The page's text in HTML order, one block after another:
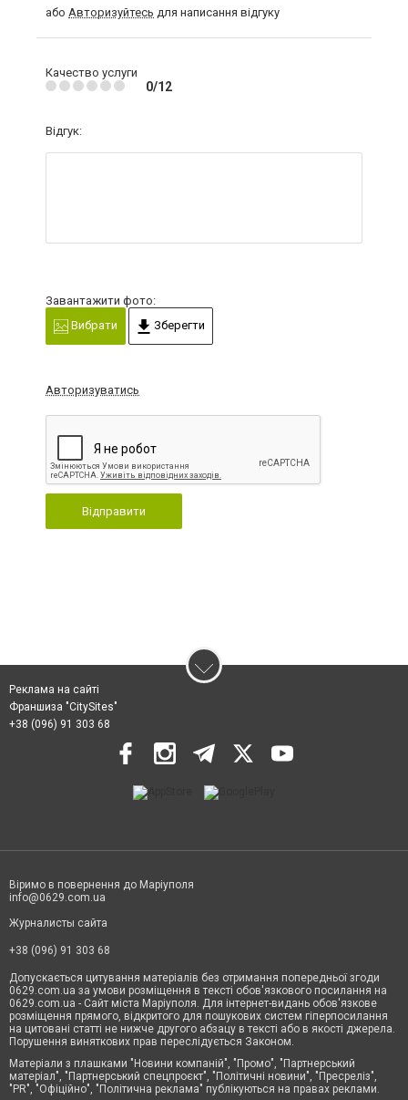
або Авторизуйтесь для написання відгуку
Качество услуги
0/12
Відгук:
Завантажити фото:
Вибрати
Зберегти
Авторизуватись
Відправити
Реклама на сайті
Франшиза "CitySites"
+38 (096) 91 303 68
Віримо в повернення до Маріуполя
info@0629.com.ua
Журналисты сайта
+38 (096) 91 303 68
Допускається цитування матеріалів без отримання попередньої згоди
0629.com.ua за умови розміщення в тексті обов'язкового посилання на
0629.com.ua - Сайт міста Маріуполя. Для інтернет-видань обов'язкове
розміщення прямого, відкритого для пошукових систем гіперпосилання
на цитовані статті не нижче другого абзацу в тексті або в якості джерела.
Порушення виняткових прав переслідується Законом.
Матеріали з плашками "Новини компаній", "Промо", "Партнерський
матеріал", "Партнерський спецпроєкт", "Політичні новини", "Пресреліз",
"PR", "Офіційно", "Політична реклама" публікуються на правах реклами.